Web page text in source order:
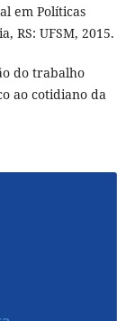
em Políticas
RS: UFSM, 2015.
do trabalho
ao cotidiano da